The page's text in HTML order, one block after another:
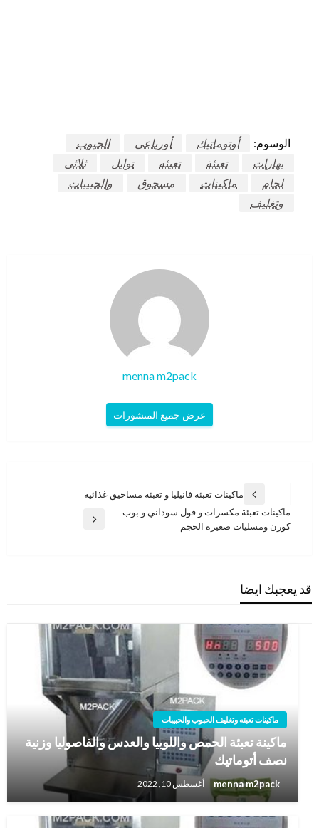
الوسوم: أوتوماتيك أورباعى
الحبوب
بهارات
تعبئة تعبئه توابل
ثلاثى
لحام
ماكينات مسحوق
والحبيبات
وتغليف
menna m2pack
عرض جميع المنشورات
المقالات
المقالة
السابقة
ماكينات تعبئة فانيليا و تعبئة مساحيق غذائية
المقالة
ماكينات تعبئة مكسرات و فول سوداني و بوب
كورن ومسليات صغيره الحجم
قد يعجبك ايضا
ماكينات تعبئه وتغليف الحبوب والحبيبات
ماكينة تعبئة الحمص واللوبيا والعدس والفاصوليا وزنية
نصف أتوماتيك
menna m2pack أغسطس 10, 2022